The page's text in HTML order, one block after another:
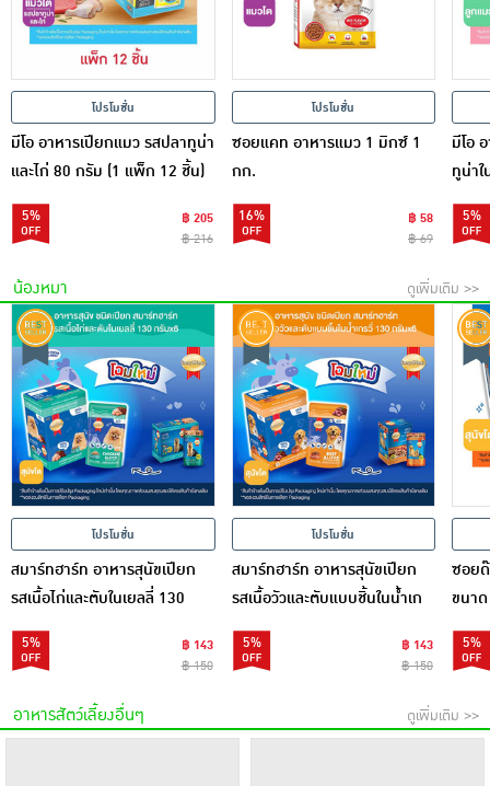
โปรโมชั่น
มีโอ อาหารเปียกแมว รสปลาทูน่า
และไก่ 80 กรัม (1 แพ็ก 12 ชิ้น)
5%
฿ 205
฿ 216
โปรโมชั่น
ซอยแคท อาหารแมว 1 มิกซ์ 1
กก.
16%
฿ 58
฿ 69
มีโอ
ทูน่า
12 ซ
5%
น้องหมา ดูเพิ่มเติม >>
โปรโมชั่น
สมาร์ทฮาร์ท อาหารสุนัขเปียก
รสเนื้อไก่และตับในเยลลี่ 130
กรัม (1 แพ็ก 6 ชิ้น)
5%
฿ 143
฿ 150
โปรโมชั่น
สมาร์ทฮาร์ท อาหารสุนัขเปียก
รสเนื้อวัวและตับแบบชิ้นในน้ำเก
รวี่ 130 กรัม (1 แพ็ก 6 ชิ้น)
5%
฿ 143
฿ 150
ซอย
ขนา
5%
อาหารสัตว์เลี้ยงอื่นๆ ดูเพิ่มเติม >>